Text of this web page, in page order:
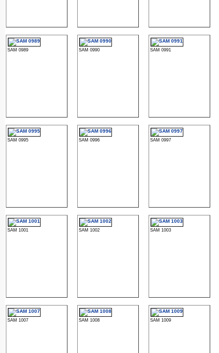
SAM 0989 SAM 0990 SAM 0991
SAM 0995 SAM 0996 SAM 0997
SAM 1001 SAM 1002 SAM 1003
SAM 1007 SAM 1008 SAM 1009